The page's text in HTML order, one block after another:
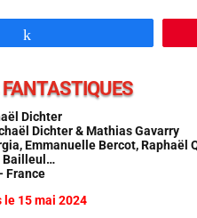
FANTASTIQUES
Dichter
Dichter & Mathias Gavarry
Emmanuelle Bercot, Raphaël
Bailleul…
France
15 mai 2024